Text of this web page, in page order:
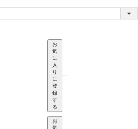
お
気
に
入
り
に
登
録
す
る
—
お
気